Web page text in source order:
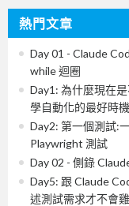
熱門文章
Day 01 - Claude
while 迴圈
Day1: 為什麼現在
學自動化的最好時機
Day2: 第一個測試:
Playwright 測試
Day 02 - 側錄
Day5: 跟 Claude
述測試需求才不會